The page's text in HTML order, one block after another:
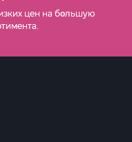
цен на большую